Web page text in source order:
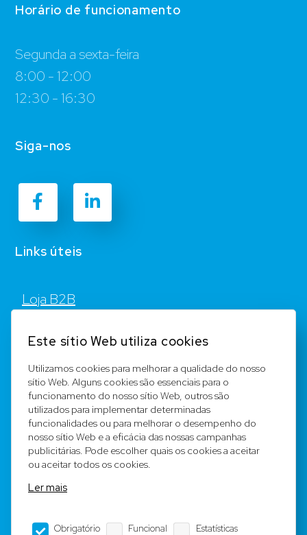
Horário de funcionamento
Segunda a sexta-feira
8:00 - 12:00
12:30 - 16:30
Siga-nos
Links úteis
Loja B2B
Registar
Equipa
Notícia legal
Este sítio Web utiliza cookies
Utilizamos cookies para melhorar a qualidade do nosso
sítio Web. Alguns cookies são essenciais para o
funcionamento do nosso sítio Web, outros são
utilizados para implementar determinadas
funcionalidades ou para melhorar o desempenho do
nosso sítio Web e a eficácia das nossas campanhas
publicitárias. Pode escolher quais os cookies a aceitar
ou aceitar todos os cookies.
Ler mais
Obrigatório Funcional Estatísticas